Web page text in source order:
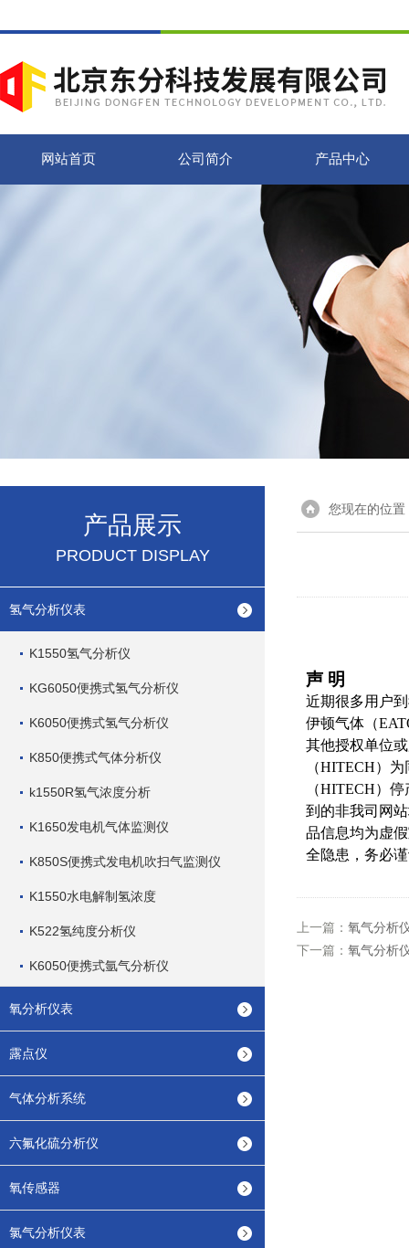
网站首页 公司简介 产品中心
产品展示
PRODUCT DISPLAY
氢气分析仪表
K1550氢气分析仪
KG6050便携式氢气分析仪
K6050便携式氢气分析仪
K850便携式气体分析仪
k1550R氢气浓度分析
K1650发电机气体监测仪
K850S便携式发电机吹扫气监测仪
K1550水电解制氢浓度
K522氢纯度分析仪
K6050便携式氩气分析仪
氧分析仪表
露点仪
气体分析系统
六氟化硫分析仪
氧传感器
氯气分析仪表
您现在的位置
声 明
近期很多用户
伊顿气体（
其他授权单位
（HITECH）
（HITECH）
到的非我司网
品信息均为虚
全隐患，务必
上一篇： 氧气分析
下一篇： 氧气分析